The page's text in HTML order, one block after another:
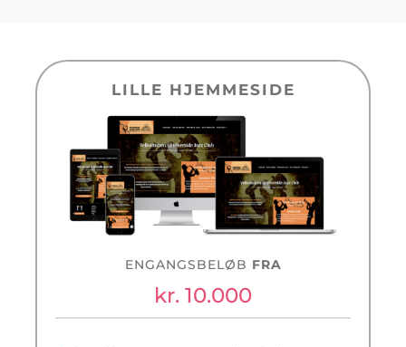
LILLE HJEMMESIDE
ENGANGSBELØB FRA
kr. 10.000